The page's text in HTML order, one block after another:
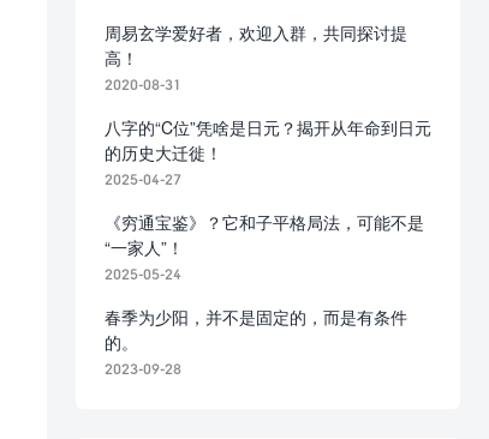
周易玄学爱好者，欢迎入群，共同探讨提
高！
2020-08-31
八字的“C位”凭啥是日元？揭开从年命到日元
的历史大迁徙！
2025-04-27
《穷通宝鉴》？它和子平格局法，可能不是
“一家人”！
2025-05-24
春季为少阳，并不是固定的，而是有条件
的。
2023-09-28